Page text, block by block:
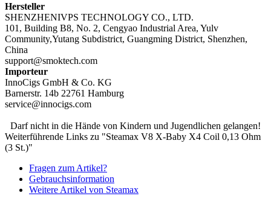
Hersteller
SHENZHENIVPS TECHNOLOGY CO., LTD.
101, Building B8, No. 2, Cengyao Industrial Area, Yulv
Community,Yutang Subdistrict, Guangming District, Shenzhen,
China
support@smoktech.com
Importeur
InnoCigs GmbH & Co. KG
Barnerstr. 14b 22761 Hamburg
service@innocigs.com
Darf nicht in die Hände von Kindern und Jugendlichen gelangen!
Weiterführende Links zu "Steamax V8 X-Baby X4 Coil 0,13 Ohm
(3 St.)"
Fragen zum Artikel?
Gebrauchsinformation
Weitere Artikel von Steamax